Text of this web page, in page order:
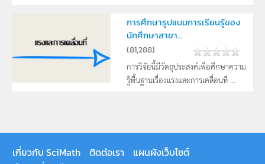
การศึกษารูปแบบการเรียนรู้ของ
นักศึกษาสาขา...
(81,288)
การวิจัยนี้มีวัตถุประสงค์เพื่อศึกษาความ
รู้พื้นฐานเรื่องแรงและการเคลื่อนที่ ...
เกี่ยวกับ SciMath ติดต่อเรา
แผนผังเว็บไซต์